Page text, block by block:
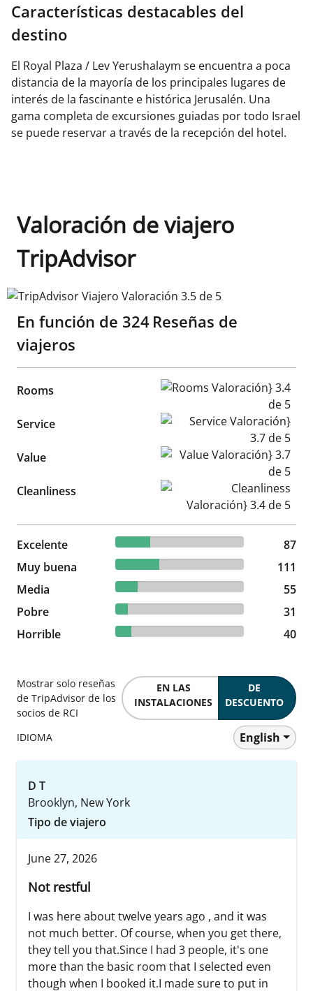
Características destacables del
destino
El Royal Plaza / Lev Yerushalaym se encuentra a poca
distancia de la mayoría de los principales lugares de
interés de la fascinante e histórica Jerusalén. Una
gama completa de excursiones guiadas por todo Israel
se puede reservar a través de la recepción del hotel.
Valoración de viajero
TripAdvisor
TripAdvisor Viajero Valoración 3.5 de 5
En función de 324 Reseñas de
viajeros
Rooms Rooms Valoración} 3.4 de 5
Service Service Valoración} 3.7 de 5
Value Value Valoración} 3.7 de 5
Cleanliness Cleanliness Valoración} 3.4
Excelente 26.85% reviewed Excelente
87 reviews
87
Muy buena
34.26% reviewed Muy buena
111 reviews
111
Media
16.98% reviewed Media
55 reviews
55
Pobre
9.57% reviewed Pobre
31 reviews
31
Horrible
12.35% reviewed Horrible
40 reviews 40
Mostrar solo reseñas
de TripAdvisor de los
socios de RCI
EN LAS
INSTALACIONES
DE
DESCUENTO
IDIOMA English
D T
Brooklyn, New York
Tipo de viajero
June 27, 2026
Not restful
I was here about twelve years ago , and it was
not much better. Of course, when you get there,
they tell you that.Since I had 3 people, it's one
more than the basic room that I selected even
though when I booked it.I made sure to put in